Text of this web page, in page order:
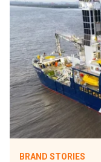
BRAND STORIES